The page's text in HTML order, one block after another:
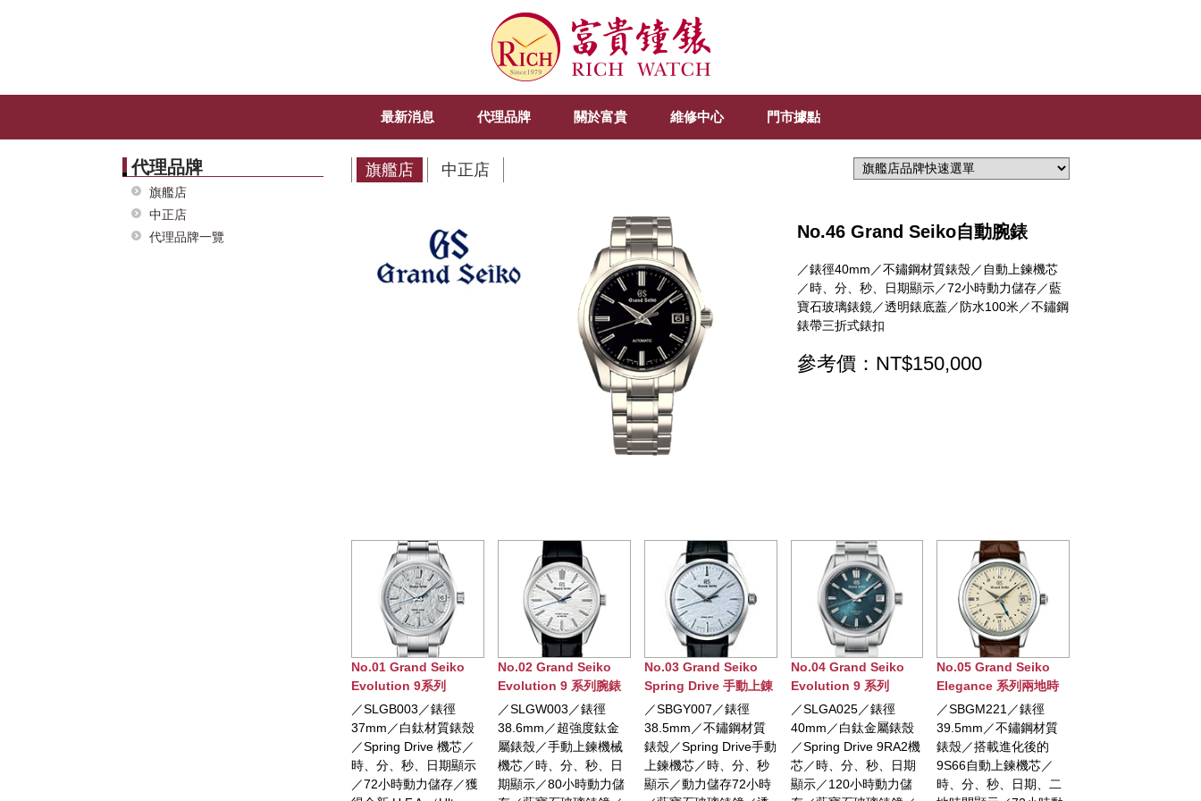
最新消息 代理品牌 關於富貴 維修中心 門市據點
代理品牌
旗艦店
中正店
代理品牌一覽
旗艦店 中正店
No.46 Grand Seiko自動腕錶
／錶徑40mm／不鏽鋼材質錶殼／自動上鍊機芯
／時、分、秒、日期顯示／72小時動力儲存／藍
寶石玻璃錶鏡／透明錶底蓋／防水100米／不鏽鋼
錶帶三折式錶扣
參考價：NT$150,000
No.02 Grand Seiko
Evolution 9 系列腕錶
／SLGW003／錶徑
38.6mm／超強度鈦金
屬錶殼／手動上鍊機械
機芯／時、分、秒、日
期顯示／80小時動力儲
No.03 Grand Seiko
Spring Drive 手動上錬
腕錶
／SBGY007／錶徑
38.5mm／不鏽鋼材質
錶殼／Spring Drive手動
上鍊機芯／時、分、秒
顯示／動力儲存72小時
No.04 Grand Seiko
Evolution 9 系列
Spring Drive 5Days腕
錶
／SLGA025／錶徑
40mm／白鈦金屬錶殼
／Spring Drive 9RA2機
芯／時、分、秒、日期
顯示／120小時動力儲
No.05 Grand Seiko
Elegance 系列兩地時
間自動腕錶
／SBGM221／錶徑
39.5mm／不鏽鋼材質
錶殼／搭載進化後的
9S66自動上鍊機芯／
時、分、秒、日期、二
No.06 Grand Seiko
Spring Drive節氣系列
(春分)腕錶
／SBGA413／錶徑
40mm／白鈦材質錶殼
／Spring Drive自動上鍊
機芯／時、分、秒、日
期顯示／動力儲存顯示